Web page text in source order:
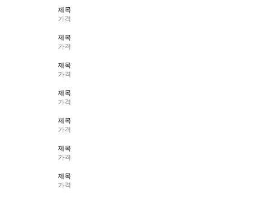
제목
가격
제목
가격
제목
가격
제목
가격
제목
가격
제목
가격
제목
가격